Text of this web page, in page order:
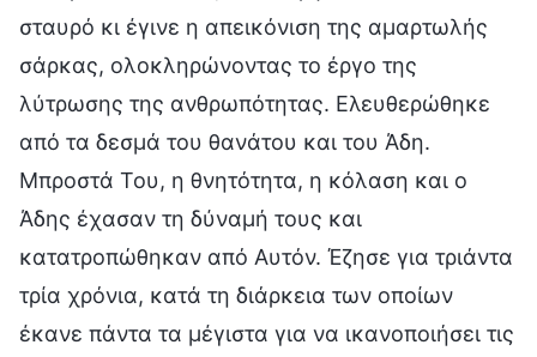
σταυρό κι έγινε η απεικόνιση της αμαρτωλής
σάρκας, ολοκληρώνοντας το έργο της
λύτρωσης της ανθρωπότητας. Ελευθερώθηκε
από τα δεσμά του θανάτου και του Άδη.
Μπροστά Του, η θνητότητα, η κόλαση και ο
Άδης έχασαν τη δύναμή τους και
κατατροπώθηκαν από Αυτόν. Έζησε για τριάντα
τρία χρόνια, κατά τη διάρκεια των οποίων
έκανε πάντα τα μέγιστα για να ικανοποιήσει τις